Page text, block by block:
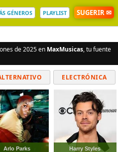
GÉNEROS PLAYLIST SUGERIR ✉
de 2025 en MaxMusicas, tu fuente
ELECTRÓNICA
Arlo Parks Harry Styles